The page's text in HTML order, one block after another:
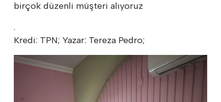
birçok düzenli müşteri alıyoruz
.
Kredi: TPN; Yazar: Tereza Pedro;